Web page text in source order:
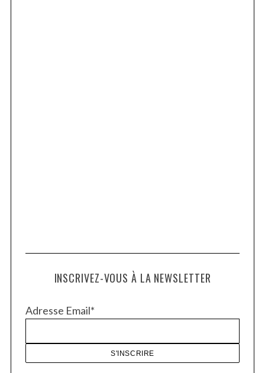
INSCRIVEZ-VOUS À LA NEWSLETTER
Adresse Email*